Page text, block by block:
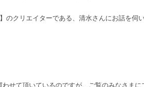
のクリエイターである、清水さんにお話を伺い
て頂いているのですが、ご覧のみなさまに